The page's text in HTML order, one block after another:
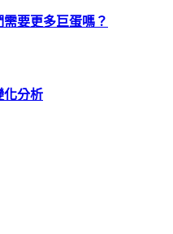
要更多巨蛋嗎？
化分析